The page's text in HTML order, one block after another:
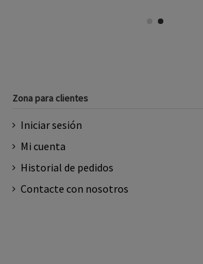
Zona para clientes
Iniciar sesión
Mi cuenta
Historial de pedidos
Contacte con nosotros